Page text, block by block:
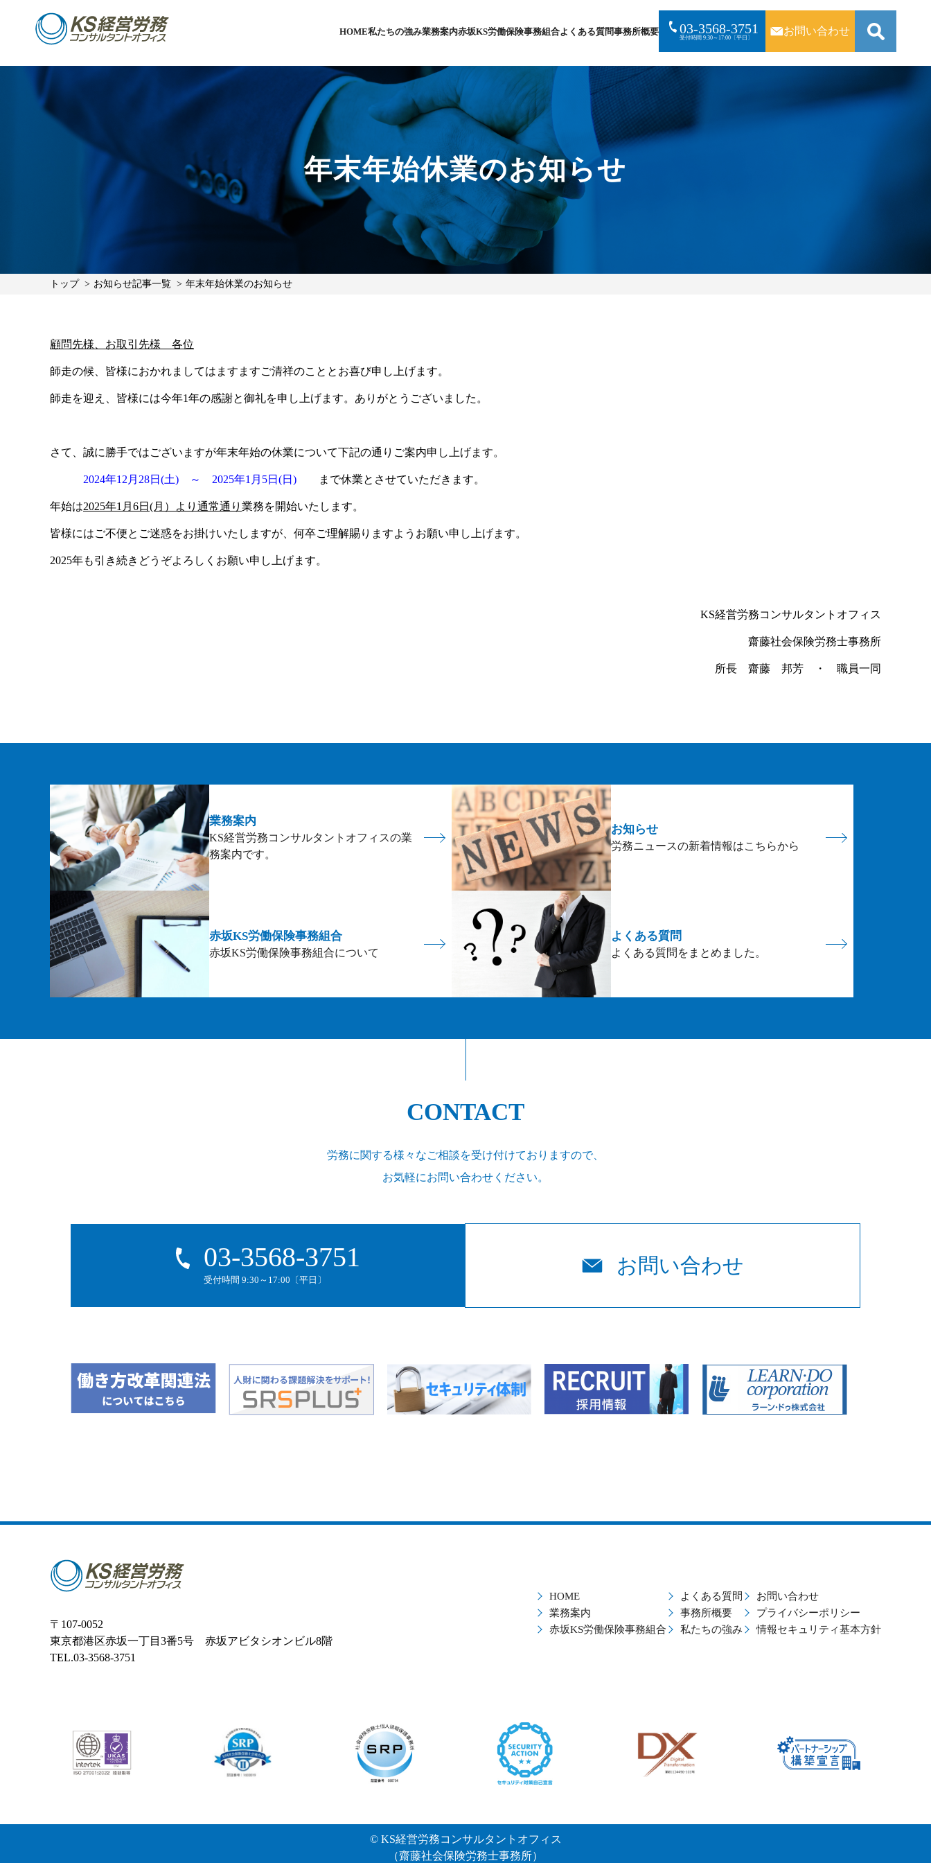
HOME私たちの強み業務案内赤坂KS労働保険事務組合よくある質問事務所概要 03-3568-3751
受付時間 9:30～17:00〔平日〕
お問い合わせ
年末年始休業のお知らせ
トップ お知らせ記事一覧 年末年始休業のお知らせ
顧問先様、お取引先様 各位
師走の候、皆様におかれましてはますますご清祥のこととお喜び申し上げます。
師走を迎え、皆様には今年1年の感謝と御礼を申し上げます。ありがとうございました。
さて、誠に勝手ではございますが年末年始の休業について下記の通りご案内申し上げます。
2024年12月28日(土) ～ 2025年1月5日(日) まで休業とさせていただきます。
年始は2025年1月6日(月）より通常通り 業務を開始いたします。
皆様にはご不便とご迷惑をお掛けいたしますが、何卒ご理解賜りますようお願い申し上げます。
2025年も引き続きどうぞよろしくお願い申し上げます。
KS経営労務コンサルタントオフィス
齋藤社会保険労務士事務所
所長 齋藤 邦芳 ・ 職員一同
業務案内
KS経営労務コンサルタントオフィスの業
務案内です。
お知らせ
労務ニュースの新着情報はこちらから
赤坂KS労働保険事務組合
赤坂KS労働保険事務組合について
よくある質問
よくある質問をまとめました。
CONTACT
労務に関する様々なご相談を受け付けておりますので、
お気軽にお問い合わせください。
03-3568-3751
受付時間 9:30～17:00〔平日〕
お問い合わせ
〒107-0052
東京都港区赤坂一丁目3番5号 赤坂アビタシオンビル8階
TEL.03-3568-3751
HOME
業務案内
赤坂KS労働保険事務組合
よくある質問
事務所概要
私たちの強み
お問い合わせ
プライバシーポリシー
情報セキュリティ基本方針
© KS経営労務コンサルタントオフィス
（齋藤社会保険労務士事務所）